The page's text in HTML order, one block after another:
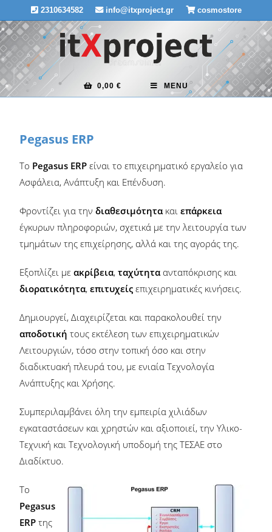
2310634582 info@itxproject.gr cosmostore
0,00 € MENU
Pegasus ERP
Το Pegasus ERP είναι το επιχειρηματικό εργαλείο για
Ασφάλεια, Ανάπτυξη και Επένδυση.
Φροντίζει για τηνδιαθεσιμότητακαιεπάρκεια
έγκυρων πληροφοριών, σχετικά με την λειτουργία των
τμημάτων της επιχείρησης, αλλά και της αγοράς της.
Εξοπλίζει μεακρίβεια,ταχύτηταανταπόκρισης και
διορατικότητα,επιτυχείς επιχειρηματικές κινήσεις.
Δημιουργεί, Διαχειρίζεται και παρακολουθεί την
αποδοτικήτους εκτέλεση των επιχειρηματικών
Λειτουργιών, τόσο στην τοπική όσο και στην
διαδικτυακή πλευρά του, με ενιαία Τεχνολογία
Ανάπτυξης και Χρήσης.
Συμπεριλαμβάνει όλη την εμπειρία χιλιάδων
εγκαταστάσεων και χρηστών και αξιοποιεί, την Υλικο-
Τεχνική και Τεχνολογική υποδομή της ΤΕΣΑΕ στο
Διαδίκτυο.
Το
Pegasus
ERP της